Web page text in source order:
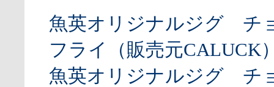
魚英オリジナルジグ チ
フライ（販売元CALUCK
魚英オリジナルジグ チ